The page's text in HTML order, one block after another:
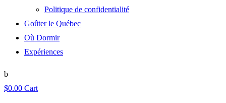
Politique de confidentialité
Goûter le Québec
Où Dormir
Expériences
$0.00 Cart